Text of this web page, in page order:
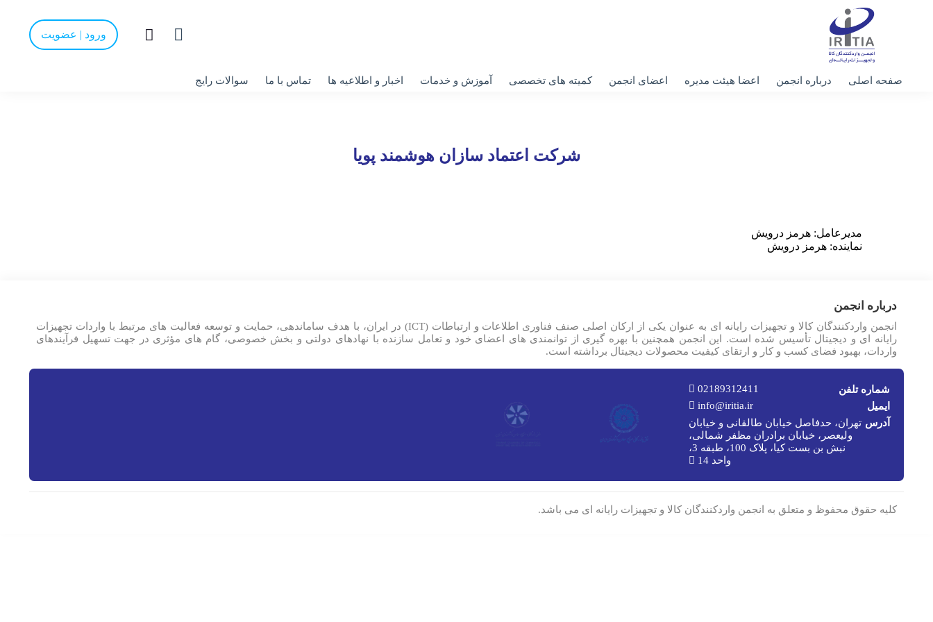
ورود | عضویت
صفحه اصلی درباره انجمن اعضا هیئت مدیره اعضای انجمن کمیته های تخصصی آموزش و خدمات اخبار و اطلاعیه ها تماس با ما سوالات رایج
شرکت اعتماد سازان هوشمند پویا
مدیرعامل: هرمز درویش
نماینده: هرمز درویش
درباره انجمن
انجمن واردکنندگان کالا و تجهیزات رایانه ای به عنوان یکی از ارکان اصلی صنف فناوری اطلاعات و ارتباطات (ICT) در ایران، با هدف ساماندهی، حمایت و توسعه فعالیت های مرتبط با واردات تجهیزات
رایانه ای و دیجیتال تأسیس شده است. این انجمن همچنین با بهره گیری از توانمندی های اعضای خود و تعامل سازنده با نهادهای دولتی و بخش خصوصی، گام های مؤثری در جهت تسهیل فرآیندهای
واردات، بهبود فضای کسب و کار و ارتقای کیفیت محصولات دیجیتال برداشته است.
شماره تلفن
02189312411
ایمیل
info@iritia.ir
آدرس تهران، حدفاصل خیابان طالقانی و خیابان
ولیعصر، خیابان برادران مظفر شمالی،
نبش بن بست کیا، پلاک 100، طبقه 3،
واحد 14
کلیه حقوق محفوظ و متعلق به انجمن واردکنندگان کالا و تجهیزات رایانه ای می باشد.